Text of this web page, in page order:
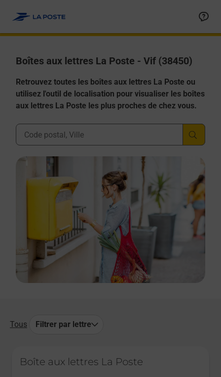
Boîtes aux lettres La Poste - Vif (38450)
Retrouvez toutes les boîtes aux lettres La Poste ou
utilisez l'outil de localisation pour visualiser les boîtes
aux lettres La Poste les plus proches de chez vous.
Ville, Département, Code Postal
Tous Filtrer par lettre
Boîte aux lettres La Poste